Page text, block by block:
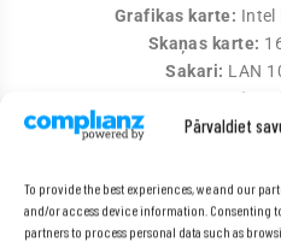
Pārvaldiet
To provide the best experiences, we and our
and/or access device information. Consenting
partners to process personal data such as
Grafikas karte: Intel
Skaņas karte:
Sakari: LAN
Bezvadu
Porti:USB 3.0, RJ-45, D-Sub
miniligzda (audio),
Akumulators:
Tastatūra:QWERTY +